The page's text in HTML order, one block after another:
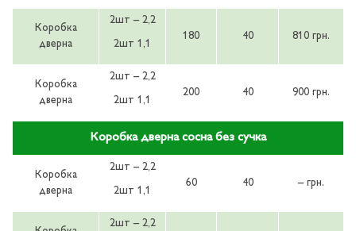
Коробка
дверна
2шт – 2,2
2шт 1,1
180 40 810 грн.
Коробка
дверна
2шт – 2,2
2шт 1,1
200 40 900 грн.
Коробка дверна сосна без сучка
Коробка
дверна
2шт – 2,2
2шт 1,1
60 40 – грн.
2шт – 2,2